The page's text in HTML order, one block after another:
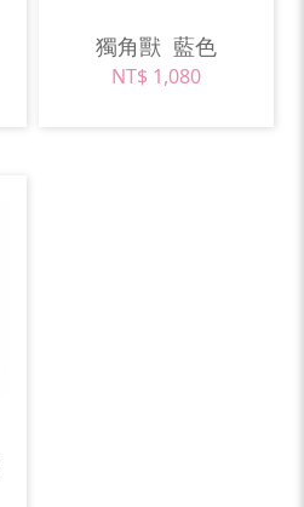
獨角獸 藍色
NT$ 1,080